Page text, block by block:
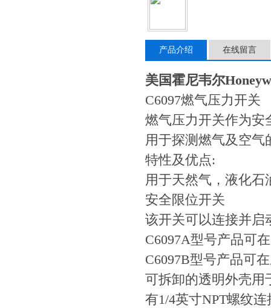
产品介绍 在线留言
美国霍尼韦尔
C6097燃气压力开关
燃气压力开关作为
用于探测燃气及空
特性及优点:
用于天然气，液化
安全限位开关
该开关可以连接并
C6097A型号产品可
C6097B型号产品可
可拆卸的透明外壳
有1/4英寸NPT螺纹